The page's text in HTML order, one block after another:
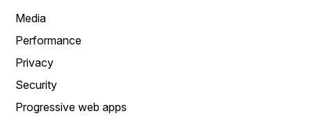
Media
Performance
Privacy
Security
Progressive web apps